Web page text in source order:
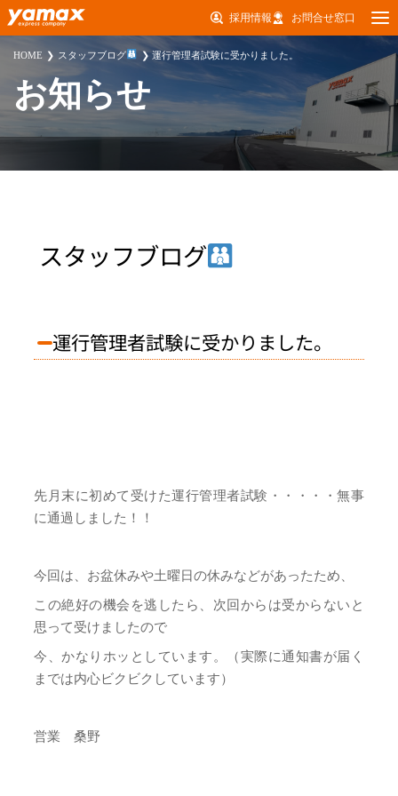
採用情報 お問合せ窓口
HOME スタッフブログ 運行管理者試験に受かりました。
お知らせ
スタッフブログ
運行管理者試験に受かりました。
先月末に初めて受けた運行管理者試験・・・・・無事
に通過しました！！
今回は、お盆休みや土曜日の休みなどがあったため、
この絶好の機会を逃したら、次回からは受からないと
思って受けましたので
今、かなりホッとしています。（実際に通知書が届く
までは内心ビクビクしています）
営業 桑野